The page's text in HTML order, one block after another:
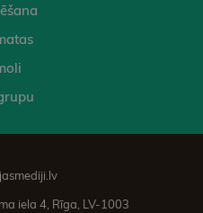
iela 4, Rīga, LV-1003